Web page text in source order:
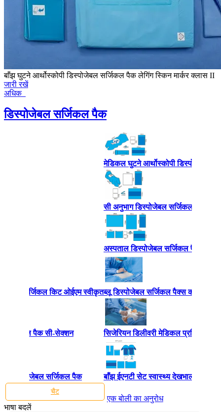
बाँझ घुटने आर्थोस्कोपी डिस्पोजेबल सर्जिकल पैक लेगिंग स्किन मार्कर क्लास II
जारी रखें
अधिक
डिस्पोजेबल सर्जिकल पैक
सर्जिकल किट ओईएम स्वीकृत
सर्जिकल पैक सी-सेक्शन
डिस्पोजेबल सर्जिकल पैक
मेडिकल घुटने आर्थोस्कोपी डिस्पोजेबल
सी अनुभाग डिस्पोजेबल सर्जिकल पैक
अस्पताल डिस्पोजेबल सर्जिकल पैक
ब्लू डिस्पोजेबल सर्जिकल पैक्स
सिजेरियन डिलीवरी मेडिकल प्रक्रिया
बाँझ ईएनटी सेट स्वास्थ्य देखभाल
चैट
एक बोली का अनुरोध
भाषा बदलें